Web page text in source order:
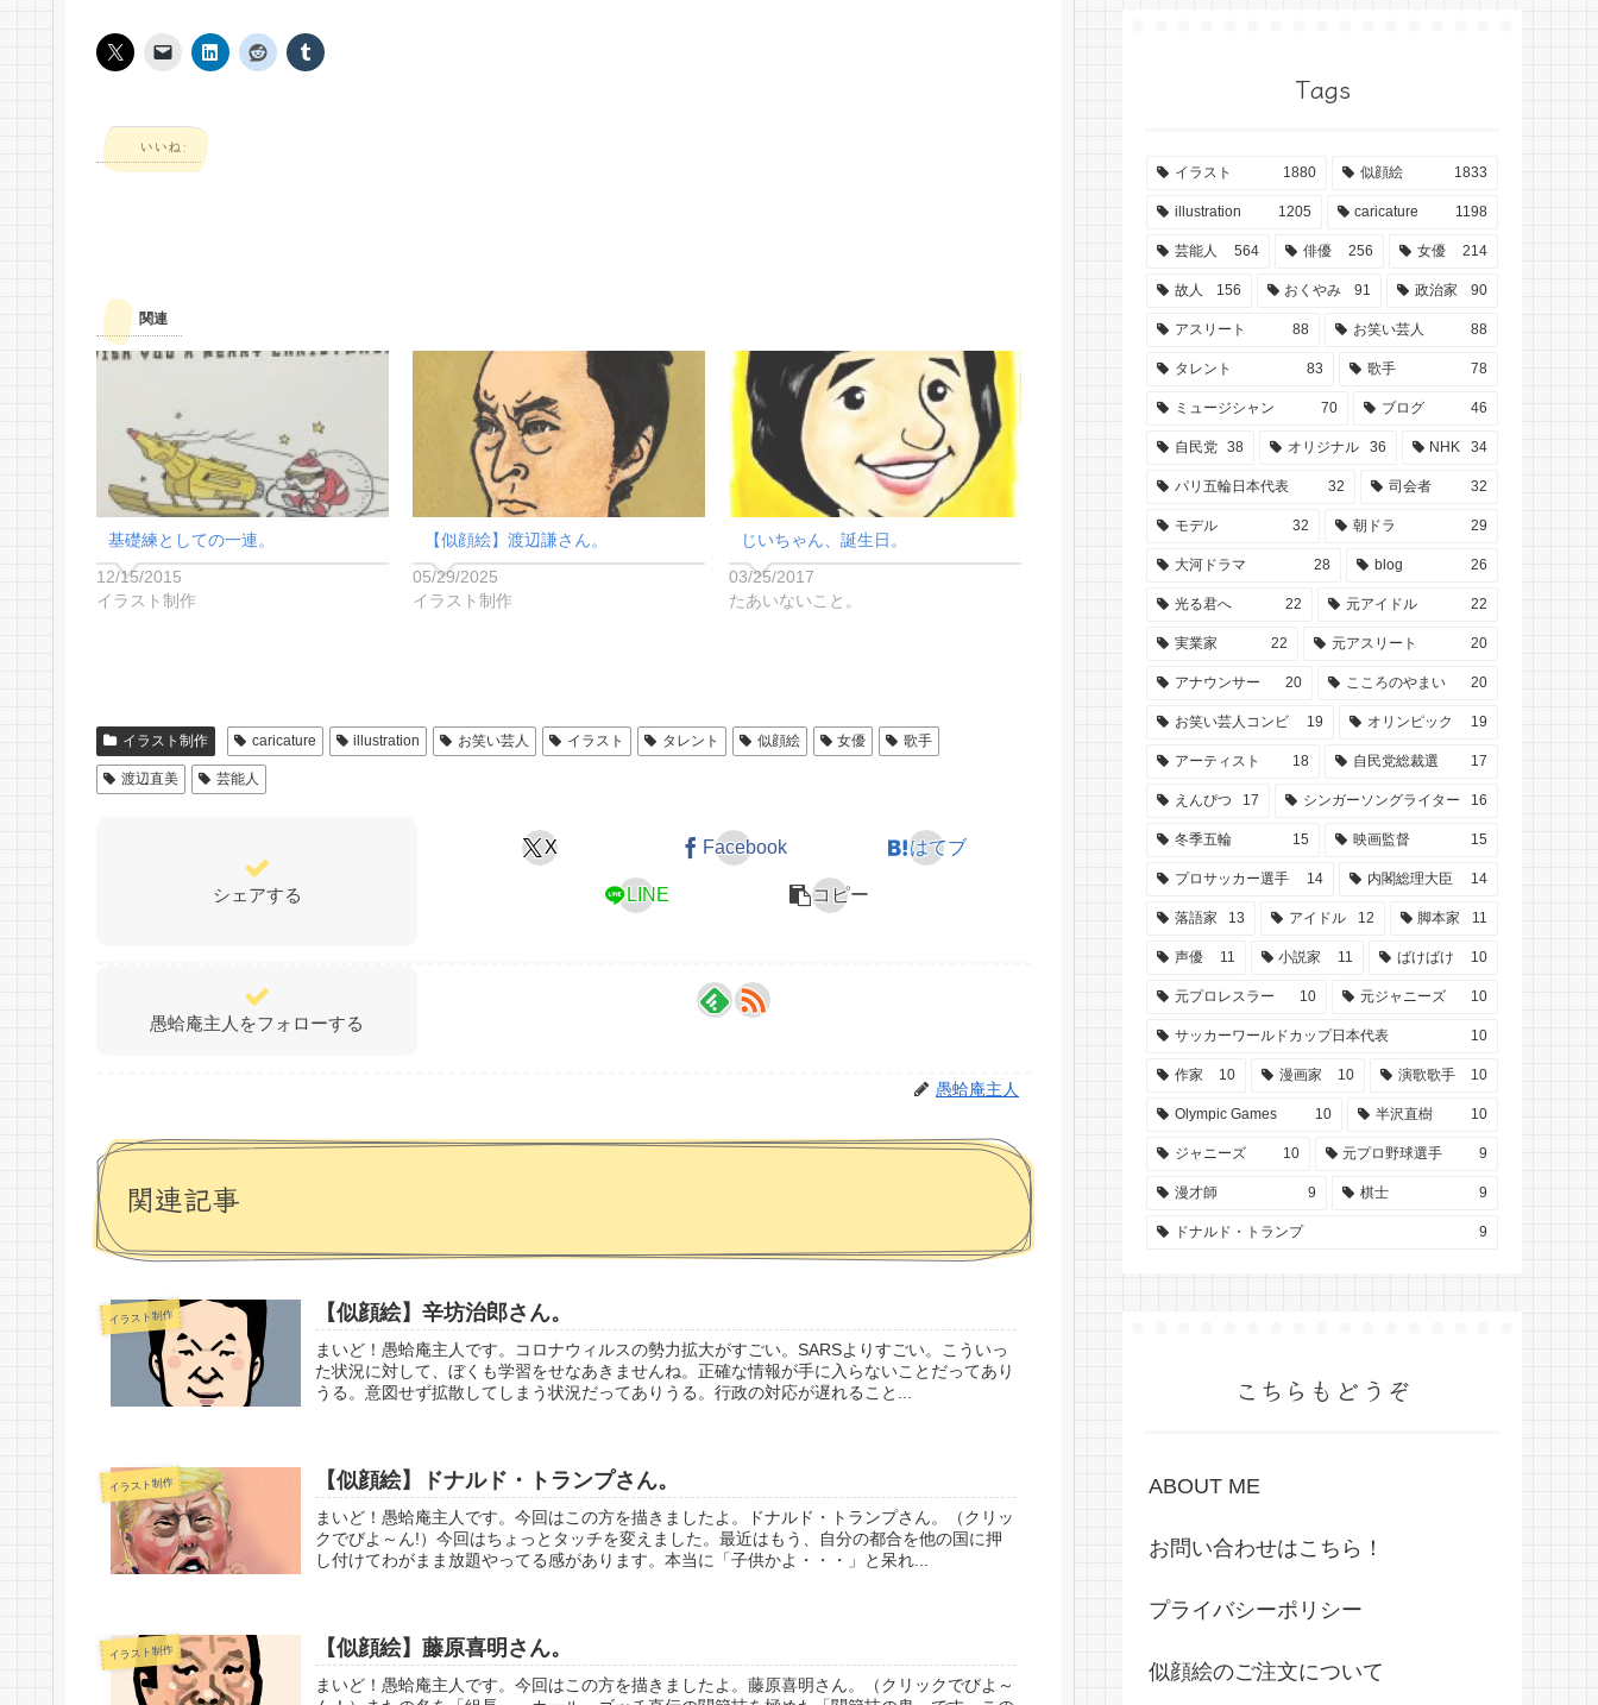
いいね:
関連
基礎練としての一連。
12/15/2015
イラスト制作
【似顔絵】渡辺謙さん。
05/29/2025
イラスト制作
じいちゃん、誕生日。
03/25/2017
たあいないこと。
イラスト制作 caricature illustration お笑い芸人 イラスト タレント 似顔絵 女優 歌手
渡辺直美 芸能人
シェアする
X Facebook はてブ
LINE コピー
愚蛤庵主人をフォローする
愚蛤庵主人
関連記事
イラスト制作 【似顔絵】辛坊治郎さん。
まいど！愚蛤庵主人です。コロナウィルスの勢力拡大がすごい。SARSよりすごい。こういっ
た状況に対して、ぼくも学習をせなあきませんね。正確な情報が手に入らないことだってあり
うる。意図せず拡散してしまう状況だってありうる。行政の対応が遅れること...
イラスト制作 【似顔絵】ドナルド・トランプさん。
まいど！愚蛤庵主人です。今回はこの方を描きましたよ。ドナルド・トランプさん。（クリッ
クでびよ～ん!）今回はちょっとタッチを変えました。最近はもう、自分の都合を他の国に押
し付けてわがまま放題やってる感があります。本当に「子供かよ・・・」と呆れ...
イラスト制作 【似顔絵】藤原喜明さん。
まいど！愚蛤庵主人です。今回はこの方を描きましたよ。藤原喜明さん。（クリックでびよ～
Tags
イラスト 1880 似顔絵 1833
illustration 1205 caricature 1198
芸能人 564 俳優 256 女優 214
故人 156 おくやみ 91 政治家 90
アスリート 88 お笑い芸人 88
タレント 83 歌手 78
ミュージシャン 70 ブログ 46
自民党 38 オリジナル 36 NHK 34
パリ五輪日本代表 32 司会者 32
モデル 32 朝ドラ 29
大河ドラマ 28 blog 26
光る君へ 22 元アイドル 22
実業家 22 元アスリート 20
アナウンサー 20 こころのやまい 20
お笑い芸人コンビ 19 オリンピック 19
アーティスト 18 自民党総裁選 17
えんぴつ 17 シンガーソングライター 16
冬季五輪 15 映画監督 15
プロサッカー選手 14 内閣総理大臣 14
落語家 13 アイドル 12 脚本家 11
声優 11 小説家 11 ばけばけ 10
元プロレスラー 10 元ジャニーズ 10
サッカーワールドカップ日本代表 10
作家 10 漫画家 10 演歌歌手 10
Olympic Games 10 半沢直樹 10
ジャニーズ 10 元プロ野球選手 9
漫才師 9 棋士 9
ドナルド・トランプ 9
こちらもどうぞ
ABOUT ME
お問い合わせはこちら！
プライバシーポリシー
似顔絵のご注文について